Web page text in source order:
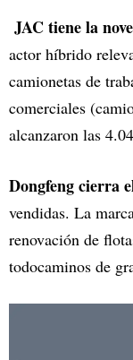
JAC tiene la
actor híbrido
camionetas de
comerciales
alcanzaron las
Dongfeng cierra
vendidas. La
renovación de
todocaminos de